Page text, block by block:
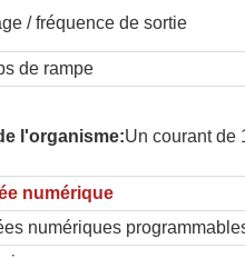
/ fréquence de sortie
de rampe
l'organisme:Un courant de
numérique
numériques